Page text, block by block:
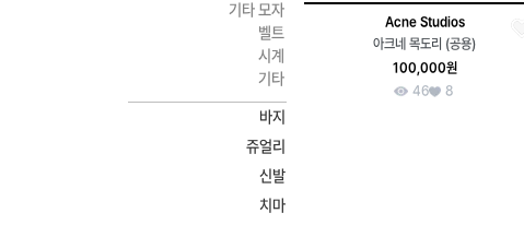
기타 모자
벨트
시계
기타
바지
쥬얼리
신발
치마
Acne Studios
아크네 목도리 (공용)
100,000원
46
8